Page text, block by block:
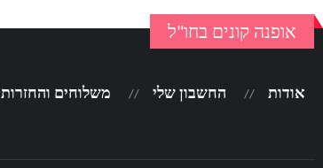
אופנה קונים בחו"ל
אודות החשבון שלי משלוחים והחזרות